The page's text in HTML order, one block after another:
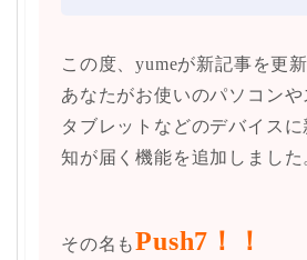
この度、yumeが新記事を更
あなたがお使いのパソコンや
タブレットなどのデバイス
知が届く機能を追加しました
その名もPush7！！